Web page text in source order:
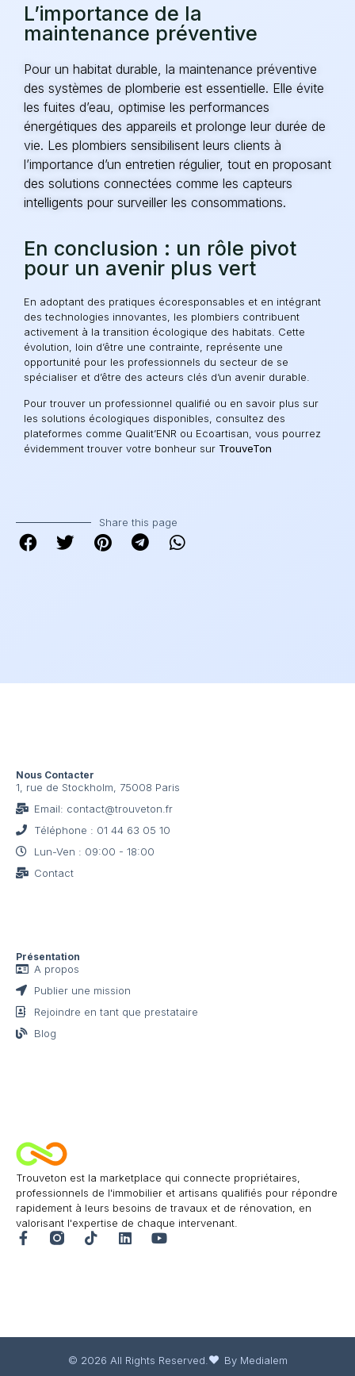
L’importance de la
maintenance préventive
Pour un habitat durable, la maintenance préventive
des systèmes de plomberie est essentielle. Elle évite
les fuites d’eau, optimise les performances
énergétiques des appareils et prolonge leur durée de
vie. Les plombiers sensibilisent leurs clients à
l’importance d’un entretien régulier, tout en proposant
des solutions connectées comme les capteurs
intelligents pour surveiller les consommations.
En conclusion : un rôle pivot
pour un avenir plus vert
En adoptant des pratiques écoresponsables et en intégrant
des technologies innovantes, les plombiers contribuent
activement à la transition écologique des habitats. Cette
évolution, loin d’être une contrainte, représente une
opportunité pour les professionnels du secteur de se
spécialiser et d’être des acteurs clés d’un avenir durable.
Pour trouver un professionnel qualifié ou en savoir plus sur
les solutions écologiques disponibles, consultez des
plateformes comme Qualit’ENR ou Ecoartisan, vous pourrez
évidemment trouver votre bonheur sur TrouveTon
Share this page
Trouveton est la marketplace qui connecte propriétaires,
professionnels de l'immobilier et artisans qualifiés pour répondre
rapidement à leurs besoins de travaux et de rénovation, en
valorisant l'expertise de chaque intervenant.
Présentation
A propos
Publier une mission
Rejoindre en tant que prestataire
Blog
Nous Contacter
1, rue de Stockholm, 75008 Paris
Email: contact@trouveton.fr
Téléphone : 01 44 63 05 10
Lun-Ven : 09:00 - 18:00
Contact
© 2026 All Rights Reserved. By Medialem